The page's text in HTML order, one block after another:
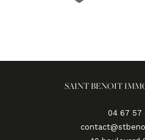
SAINT BENOIT
04 67 57